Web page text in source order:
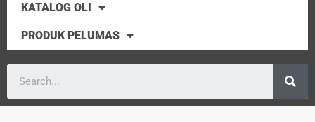
KATALOG OLI
PRODUK PELUMAS